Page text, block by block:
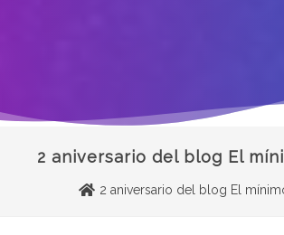
2 aniversario del blog El
2 aniversario del blog El